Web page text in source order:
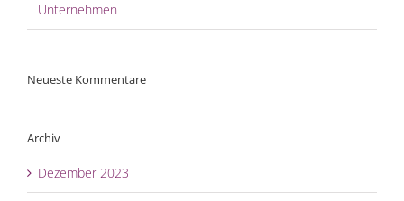
Unternehmen
Neueste Kommentare
Archiv
Dezember 2023